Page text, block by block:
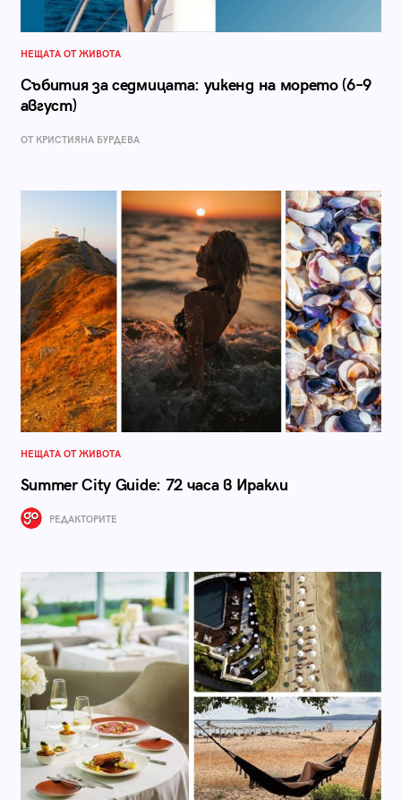
НЕЩАТА ОТ ЖИВОТА
Събития за седмицата: уикенд на морето (6–9
август)
ОТ КРИСТИЯНА БУРДЕВА
НЕЩАТА ОТ ЖИВОТА
Summer City Guide: 72 часа в Иракли
РЕДАКТОРИТЕ